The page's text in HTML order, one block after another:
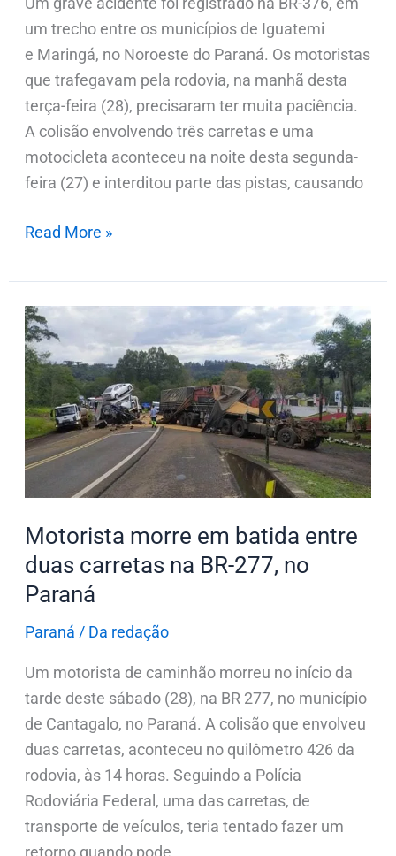
um trecho entre os municípios de Iguatemi
e Maringá, no Noroeste do Paraná. Os motoristas
que trafegavam pela rodovia, na manhã desta
terça-feira (28), precisaram ter muita paciência.
A colisão envolvendo três carretas e uma
motocicleta aconteceu na noite desta segunda-
feira (27) e interditou parte das pistas, causando
Read More »
Motorista morre em batida entre
duas carretas na BR-277, no
Paraná
Paraná / Da redação
Um motorista de caminhão morreu no início da
tarde deste sábado (28), na BR 277, no município
de Cantagalo, no Paraná. A colisão que envolveu
duas carretas, aconteceu no quilômetro 426 da
rodovia, às 14 horas. Seguindo a Polícia
Rodoviária Federal, uma das carretas, de
transporte de veículos, teria tentado fazer um
retorno quando pode
Motorista
morre
em
batida
entre
duas
carretas
na
BR-
277,
no
Paraná